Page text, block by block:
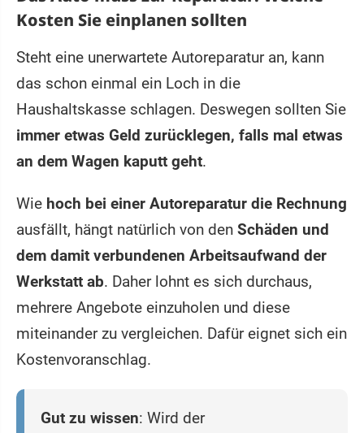
Kosten Sie einplanen sollten
Steht eine unerwartete Autoreparatur an, kann
das schon einmal ein Loch in die
Haushaltskasse schlagen. Deswegen sollten Sie
immer etwas Geld zurücklegen, falls mal etwas
an dem Wagen kaputt geht.
Wie hoch bei einer Autoreparatur die Rechnung
ausfällt, hängt natürlich von den Schäden und
dem damit verbundenen Arbeitsaufwand der
Werkstatt ab. Daher lohnt es sich durchaus,
mehrere Angebote einzuholen und diese
miteinander zu vergleichen. Dafür eignet sich ein
Kostenvoranschlag.
Gut zu wissen: Wird der